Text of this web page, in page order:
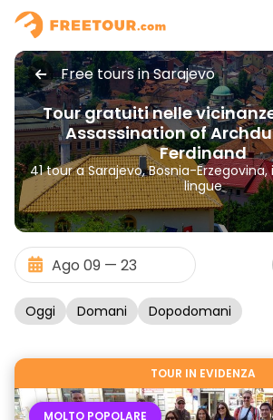
Free tours in Sarajevo
Tour gratuiti nelle
Assassination of
Ferdinand
41 tour a Sarajevo, Bosnia-
lingue
Oggi Domani Dopodomani
TOUR IN EVIDENZA
MOLTO POPOLARE